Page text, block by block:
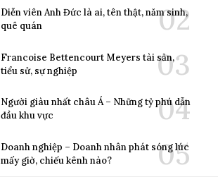
Diễn viên Anh Đức là ai, tên thật, năm sinh,
quê quán
Francoise Bettencourt Meyers tài sản,
tiểu sử, sự nghiệp
Người giàu nhất châu Á – Những tỷ phú dẫn
đầu khu vực
Doanh nghiệp – Doanh nhân phát sóng lúc
mấy giờ, chiếu kênh nào?